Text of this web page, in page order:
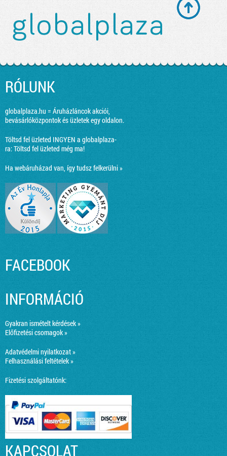
RÓLUNK
globalplaza.hu = Áruházláncok akciói,
bevásárlóközpontok és üzletek egy oldalon.
Töltsd fel üzleted INGYEN a globalplaza-
ra:Töltsd fel üzleted még ma!
Ha webáruházad van, így tudsz felkerülni »
FACEBOOK
INFORMÁCIÓ
Gyakran ismételt kérdések »
Előfizetési csomagok »
Adatvédelmi nyilatkozat »
Felhasználási feltételek »
Fizetési szolgáltatónk:
KAPCSOLAT